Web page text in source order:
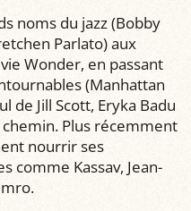
noms du jazz (Bobby
Parlato) aux
Wonder, en passant
(Manhattan
de Jill Scott, Eryka Badu
Plus récemment
nourrir ses
comme Kassav, Jean-